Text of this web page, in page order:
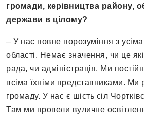
громади, керівництва району,
держави в цілому?
– У нас повне порозуміння з
області. Немає значення, чи це
рада, чи адміністрація. Ми
всіма їхніми представниками. Ми
громаду. У нас є шість сіл
Там ми провели вуличне